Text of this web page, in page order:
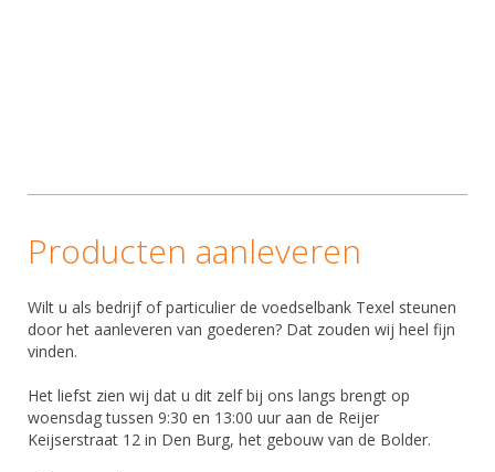
Producten aanleveren
Wilt u als bedrijf of particulier de voedselbank Texel steunen
door het aanleveren van goederen? Dat zouden wij heel fijn
vinden.
Het liefst zien wij dat u dit zelf bij ons langs brengt op
woensdag tussen 9:30 en 13:00 uur aan de Reijer
Keijserstraat 12 in Den Burg, het gebouw van de Bolder.